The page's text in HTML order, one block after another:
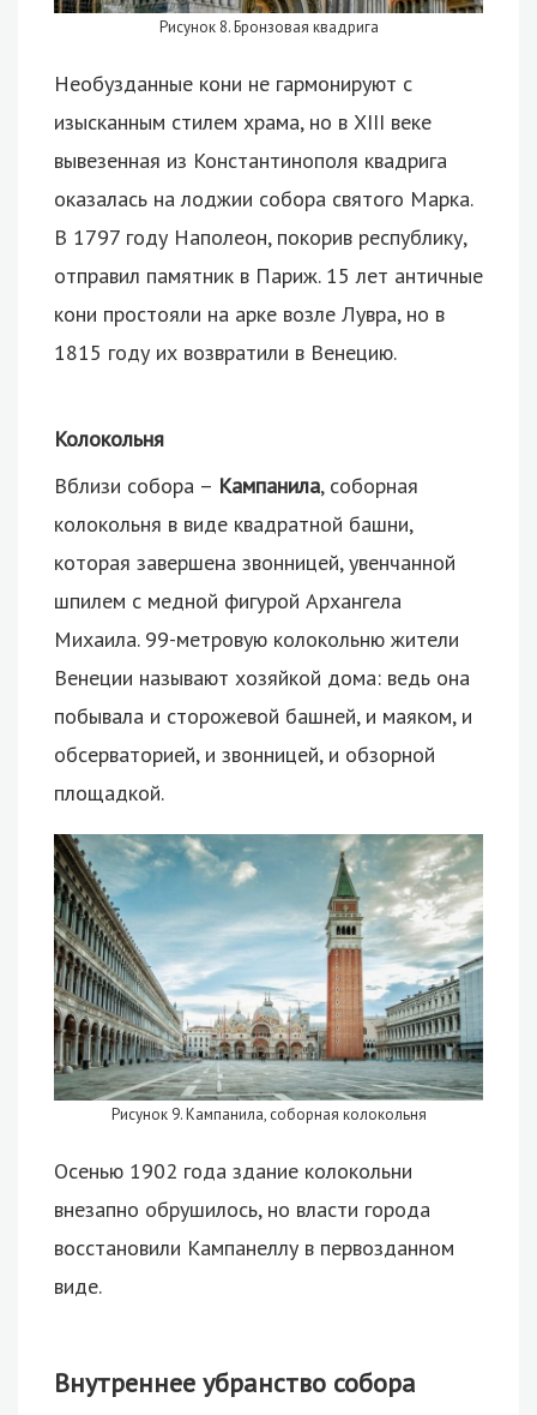
Рисунок 8. Бронзовая квадрига
Необузданные кони не гармонируют с
изысканным стилем храма, но в XIII веке
вывезенная из Константинополя квадрига
оказалась на лоджии собора святого Марка.
В 1797 году Наполеон, покорив республику,
отправил памятник в Париж. 15 лет античные
кони простояли на арке возле Лувра, но в
1815 году их возвратили в Венецию.
Колокольня
Вблизи собора – Кампанила, соборная
колокольня в виде квадратной башни,
которая завершена звонницей, увенчанной
шпилем с медной фигурой Архангела
Михаила. 99-метровую колокольню жители
Венеции называют хозяйкой дома: ведь она
побывала и сторожевой башней, и маяком, и
обсерваторией, и звонницей, и обзорной
площадкой.
Рисунок 9. Кампанила, соборная колокольня
Осенью 1902 года здание колокольни
внезапно обрушилось, но власти города
восстановили Кампанеллу в первозданном
виде.
Внутреннее убранство собора